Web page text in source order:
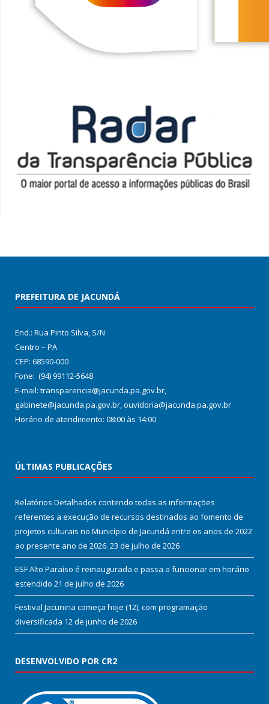
PREFEITURA DE JACUNDÁ
End.: Rua Pinto Silva, S/N
Centro – PA
CEP: 68590-000
Fone: (94) 99112-5648
E-mail: transparencia@jacunda.pa.gov.br,
gabinete@jacunda.pa.gov.br, ouvidoria@jacunda.pa.gov.br
Horário de atendimento: 08:00 às 14:00
ÚLTIMAS PUBLICAÇÕES
Relatórios Detalhados contendo todas as informações
referentes a execução de recursos destinados ao fomento de
projetos culturais no Município de Jacundá entre os anos de 2022
ao presente ano de 2026. 23 de julho de 2026
ESF Alto Paraíso é reinaugurada e passa a funcionar em horário
estendido 21 de julho de 2026
Festival Jacunina começa hoje (12), com programação
diversificada 12 de junho de 2026
DESENVOLVIDO POR CR2